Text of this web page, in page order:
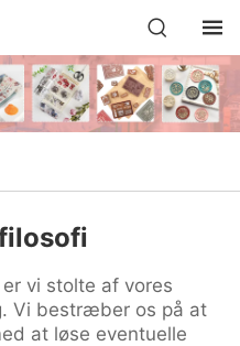
vi stolte af vores
Vi bestræber os på at
at løse eventuelle